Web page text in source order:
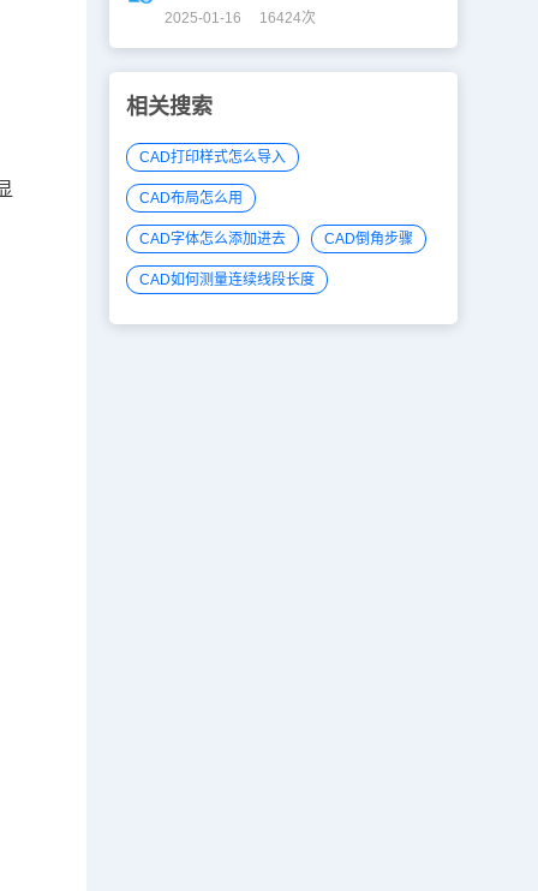
2025-01-16 16424次
相关搜索
CAD打印样式怎么导入
CAD布局怎么用
CAD字体怎么添加进去 CAD倒角步骤
CAD如何测量连续线段长度